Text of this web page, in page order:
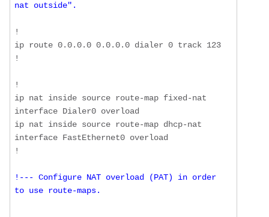
nat outside".
!
ip route 0.0.0.0 0.0.0.0 dialer 0 track 123
!
!
ip nat inside source route-map fixed-nat
interface Dialer0 overload
ip nat inside source route-map dhcp-nat
interface FastEthernet0 overload
!--- Configure NAT overload (PAT) in order
to use route-maps.